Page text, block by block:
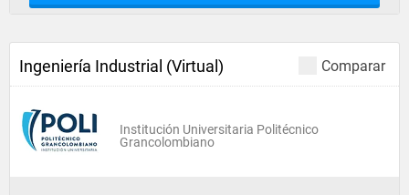
Comparar
Ingeniería Industrial (Virtual)
Institución Universitaria Politécnico
Grancolombiano